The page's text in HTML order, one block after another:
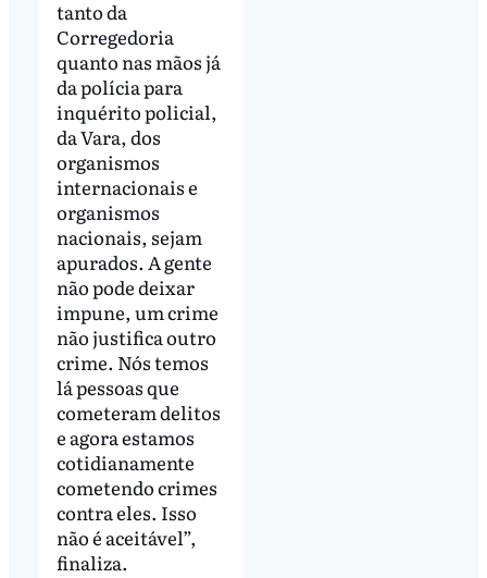
tanto da
Corregedoria
quanto nas mãos já
da polícia para
inquérito policial,
da Vara, dos
organismos
internacionais e
organismos
nacionais, sejam
apurados. A gente
não pode deixar
impune, um crime
não justifica outro
crime. Nós temos
lá pessoas que
cometeram delitos
e agora estamos
cotidianamente
cometendo crimes
contra eles. Isso
não é aceitável”,
finaliza.